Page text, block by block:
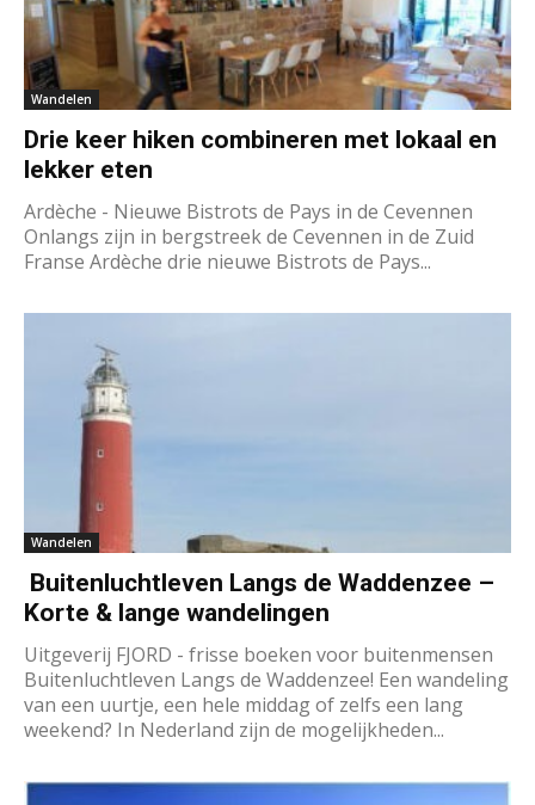
Wandelen
Drie keer hiken combineren met lokaal en
lekker eten
Ardèche - Nieuwe Bistrots de Pays in de Cevennen
Onlangs zijn in bergstreek de Cevennen in de Zuid
Franse Ardèche drie nieuwe Bistrots de Pays...
Wandelen
Buitenluchtleven Langs de Waddenzee –
Korte & lange wandelingen
Uitgeverij FJORD - frisse boeken voor buitenmensen
Buitenluchtleven Langs de Waddenzee! Een wandeling
van een uurtje, een hele middag of zelfs een lang
weekend? In Nederland zijn de mogelijkheden...